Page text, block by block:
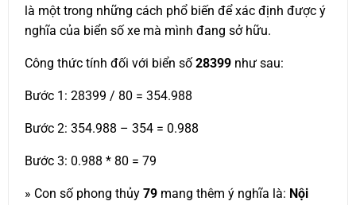
là một trong những cách phổ biến để xác định được ý
nghĩa của biển số xe mà mình đang sở hữu.
Công thức tính đối với biển số28399 như sau:
Bước 1: 28399 / 80 = 354.988
Bước 2: 354.988 – 354 = 0.988
Bước 3: 0.988 * 80 = 79
» Con số phong thủy 79 mang thêm ý nghĩa là: Nội